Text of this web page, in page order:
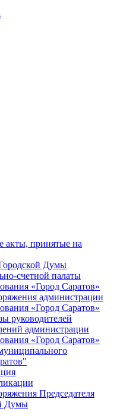
акты, принятые на
Думы
счетной палаты
«Город Саратов»
администрации
«Город Саратов»
руководителей
администрации
«Город Саратов»
Председателя
Думы